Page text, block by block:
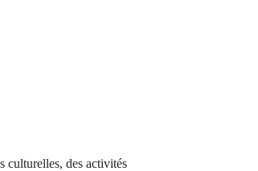
culturelles, des activités